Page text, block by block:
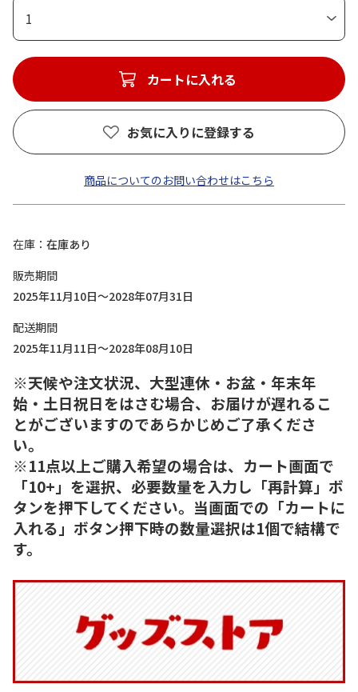
1
カートに入れる
お気に入りに登録する
商品についてのお問い合わせはこちら
在庫
在庫あり
販売期間
2025年11月10日～2028年07月31日
配送期間
2025年11月11日～2028年08月10日
※天候や注文状況、大型連休・お盆・年末年
始・土日祝日をはさむ場合、お届けが遅れるこ
とがございますのであらかじめご了承くださ
い。
※11点以上ご購入希望の場合は、カート画面で
「10+」を選択、必要数量を入力し「再計算」ボ
タンを押下してください。当画面での「カートに
入れる」ボタン押下時の数量選択は1個で結構で
す。